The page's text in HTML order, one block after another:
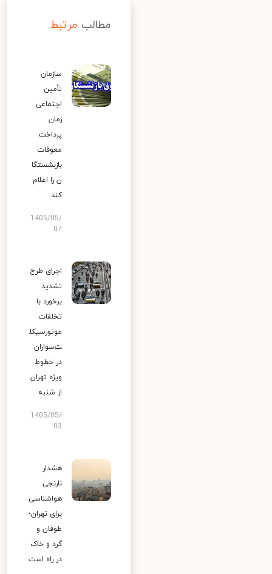
مطالب مرتبط
سازمان
تأمین
اجتماعی
زمان
پرداخت
معوقات
بازنشستگا
ن را اعلام
کند
1405/05/
07
اجرای طرح
تشدید
برخورد با
تخلفات
موتورسیکل
ت‌سواران
در خطوط
ویژه تهران
از شنبه
1405/05/
03
هشدار
نارنجی
هواشناسی
برای تهران؛
طوفان و
گرد و خاک
در راه است